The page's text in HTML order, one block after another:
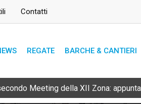
Contatti
REGATE BARCHE & CANTIERI
Meeting della XII Zona: